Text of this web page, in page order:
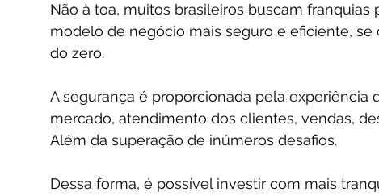
Não à toa, muitos brasileiros buscam franquias
modelo de negócio mais seguro e eficiente,
do zero.
A segurança é proporcionada pela experiência
mercado, atendimento dos clientes, vendas,
Além da superação de inúmeros desafios.
Dessa forma, é possível investir com mais